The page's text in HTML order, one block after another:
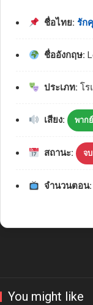
ชื่อไทย: รัก
ชื่ออังกฤษ:
ประเภท: โ
เสียง: พาก
สถานะ: จ
จำนวนตอน:
You might like